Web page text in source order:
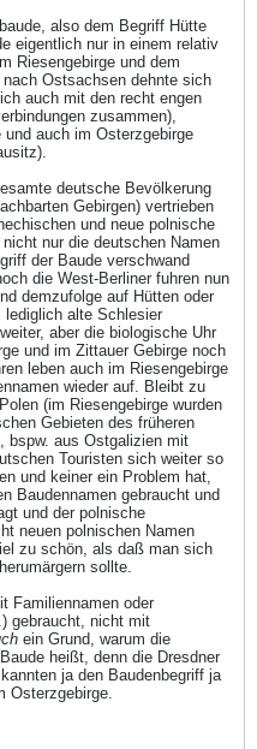
also dem Begriff Hütte
eigentlich nur in einem relativ
Riesengebirge und dem
Ostsachsen dehnte sich
auch mit den recht engen
zusammen),
auch im Osterzgebirge
deutsche Bevölkerung
Gebirgen) vertrieben
und neue polnische
nur die deutschen Namen
der Baude verschwand
die West-Berliner fuhren nun
demzufolge auf Hütten oder
lediglich alte Schlesier
aber die biologische Uhr
und im Zittauer Gebirge noch
leben auch im Riesengebirge
wieder auf. Bleibt zu
(im Riesengebirge wurden
Gebieten des früheren
bspw. aus Ostgalizien mit
Touristen sich weiter so
und keiner ein Problem hat,
Baudennamen gebraucht und
und der polnische
neuen polnischen Namen
zu schön, als daß man sich
sollte.
Familiennamen oder
gebraucht, nicht mit
ein Grund, warum die
heißt, denn die Dresdner
ja den Baudenbegriff ja
Osterzgebirge.